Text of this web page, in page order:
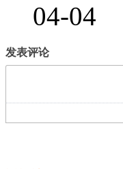
04-04
发表评论